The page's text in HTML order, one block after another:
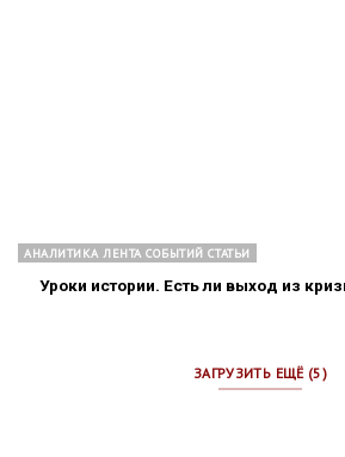
АНАЛИТИКА ЛЕНТА СОБЫТИЙ СТАТЬИ
Уроки истории. Есть ли выход из
ЗАГРУЗИТЬ ЕЩЁ (5)